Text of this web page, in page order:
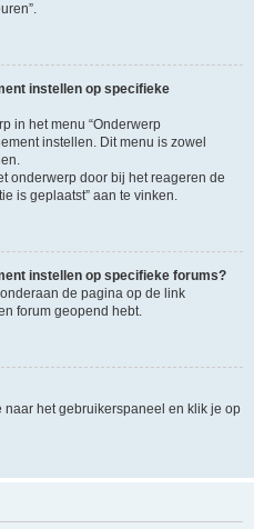
instellen op specifieke
in het menu “Onderwerp
instellen. Dit menu is zowel
onderwerp door bij het reageren de
is geplaatst” aan te vinken.
instellen op specifieke forums?
de pagina op de link
forum geopend hebt.
het gebruikerspaneel en klik je op